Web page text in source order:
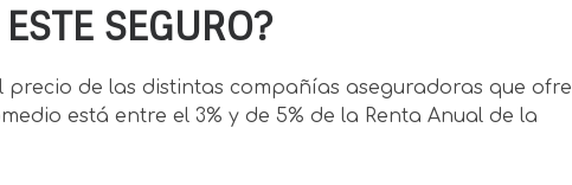
SEGURO?
de las distintas compañías aseguradoras que
está entre el 3% y de 5% de la Renta Anual de la